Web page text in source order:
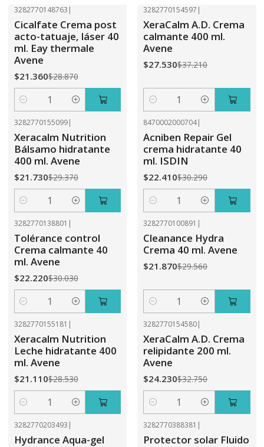
3282770148763 |
Cicalfate Crema post
acto-tatuaje, láser 40
ml. Eay thermale
Avene
$21.360$28.870
Cantidad
3282770154597 |
XeraCalm A.D. Crema
calmante 400 ml.
Avene
$27.530$37.210
Cantidad
3282770155099|
Xeracalm Nutrition
Bálsamo hidratante
400 ml. Avene
$21.730$29.370
Cantidad
8470002000704|
Acniben Repair Gel
crema hidratante 40
ml. ISDIN
$22.410$30.290
Cantidad
3282770138801 |
Tolérance control
Crema calmante 40
ml. Avene
$22.220$30.030
Cantidad
3282770100891 |
Cleanance Hydra
Crema 40 ml. Avene
$21.870$29.560
Cantidad
3282770155181 |
Xeracalm Nutrition
Leche hidratante 400
ml. Avene
$21.110$28.530
Cantidad
3282770154580|
XeraCalm A.D. Crema
relipidante 200 ml.
Avene
$24.230$32.750
Cantidad
3282770203493 |
Hydrance Aqua-gel
3282770388381 |
Protector solar Fluido